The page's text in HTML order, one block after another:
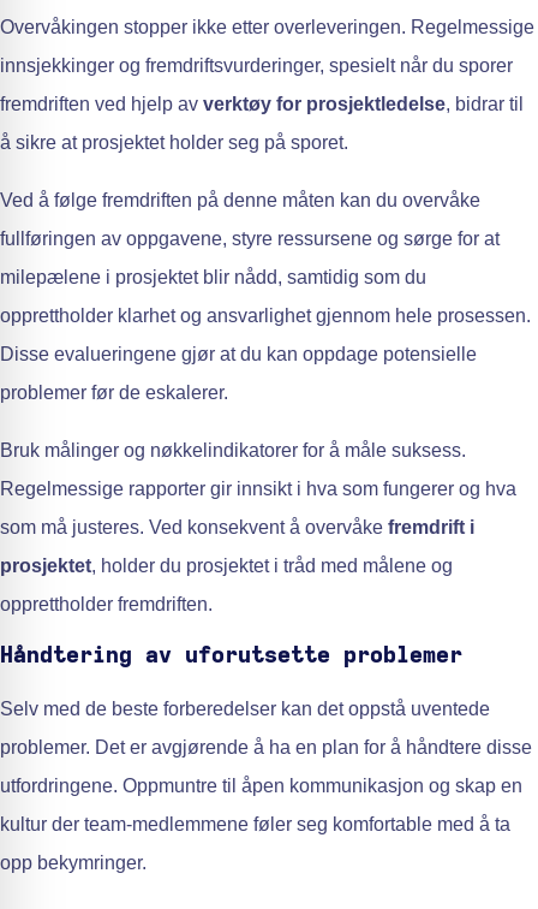
Overvåkingen stopper ikke etter overleveringen. Regelmessige
innsjekkinger og fremdriftsvurderinger, spesielt når du sporer
fremdriften ved hjelp av verktøy for prosjektledelse, bidrar til
å sikre at prosjektet holder seg på sporet.
Ved å følge fremdriften på denne måten kan du overvåke
fullføringen av oppgavene, styre ressursene og sørge for at
milepælene i prosjektet blir nådd, samtidig som du
opprettholder klarhet og ansvarlighet gjennom hele prosessen.
Disse evalueringene gjør at du kan oppdage potensielle
problemer før de eskalerer.
Bruk målinger og nøkkelindikatorer for å måle suksess.
Regelmessige rapporter gir innsikt i hva som fungerer og hva
som må justeres. Ved konsekvent å overvåke fremdrift i
prosjektet, holder du prosjektet i tråd med målene og
opprettholder fremdriften.
Håndtering av uforutsette problemer
Selv med de beste forberedelser kan det oppstå uventede
problemer. Det er avgjørende å ha en plan for å håndtere disse
utfordringene. Oppmuntre til åpen kommunikasjon og skap en
kultur der team-medlemmene føler seg komfortable med å ta
opp bekymringer.